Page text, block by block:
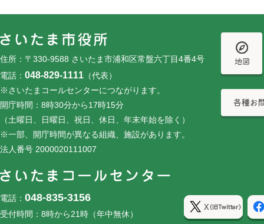
住所：〒330-9588 さいたま市浦和区常盤六丁目4番4号
電話： 048-829-1111 （代表）
※さいたまコールセンターにつながります。
開庁時間：8時30分から17時15分
（土曜日、日曜日、祝日、休日、年末年始を除く）
※一部、開庁時間が異なる組織、施設があります。
法人番号 2000020111007
電話： 048-835-3156
受付時間：8時から21時（年中無休）